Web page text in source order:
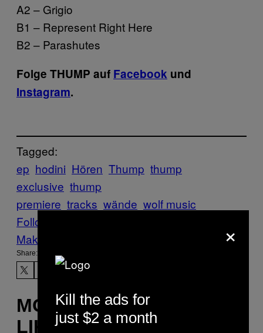
A2 – Grigio
B1 – Represent Right Here
B2 – Parashutes
Folge THUMP auf Facebook und
Instagram.
Tagged:
ep hodini Hören Thump thump
exclusive thump
premiere tracks wände wolf music
Follow Us On Discover
Make Us Preferred In Top Stories
Share:
MORE
LIKE THIS
×
Kill the ads for
just $2 a month